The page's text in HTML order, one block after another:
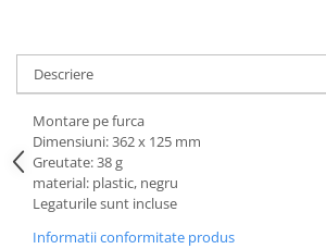
Pinioane
Lant bicicleta
Urechi cadru bicicleta
Mansoane si ghidolina
Ghidoane bicicleta
Pipe ghidon
Descriere
Montare pe furca
Dimensiuni: 362 x 125 mm
Greutate: 38 g
material: plastic, negru
Legaturile sunt incluse
Informatii conformitate produs